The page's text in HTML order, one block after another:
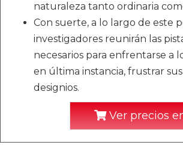
naturaleza tanto ordinaria
Con suerte, a lo largo de este
investigadores reunirán las
necesarios para enfrentarse a
en última instancia, frustrar
designios.
Ver precios